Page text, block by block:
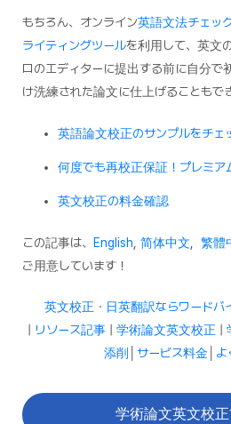
もちろん、オンライン英語文法チェッ
ライティングツールを利用して、英文
ロのエディターに提出する前に自分で
け洗練された論文に仕上げることもで
英語論文校正のサンプルをチェ
何度でも再校正保証！プレミア
英文校正の料金確認
この記事は、 English 简体中文 繁體
ご用意しています！
英文校正・日英翻訳ならワードバ
| リソース記事 | 学術論文英文校正 |
添削
サービス料金 よ
学術論文英文校正